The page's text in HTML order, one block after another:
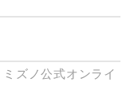
ズノ公式オンライ